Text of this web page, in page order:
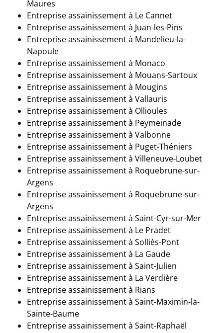
Maures
Entreprise assainissement à Le Cannet
Entreprise assainissement à Juan-les-Pins
Entreprise assainissement à Mandelieu-la-
Napoule
Entreprise assainissement à Monaco
Entreprise assainissement à Mouans-Sartoux
Entreprise assainissement à Mougins
Entreprise assainissement à Vallauris
Entreprise assainissement à Ollioules
Entreprise assainissement à Peymeinade
Entreprise assainissement à Valbonne
Entreprise assainissement à Puget-Théniers
Entreprise assainissement à Villeneuve-Loubet
Entreprise assainissement à Roquebrune-sur-
Argens
Entreprise assainissement à Roquebrune-sur-
Argens
Entreprise assainissement à Saint-Cyr-sur-Mer
Entreprise assainissement à Le Pradet
Entreprise assainissement à Solliès-Pont
Entreprise assainissement à La Gaude
Entreprise assainissement à Saint-Julien
Entreprise assainissement à La Verdière
Entreprise assainissement à Rians
Entreprise assainissement à Saint-Maximin-la-
Sainte-Baume
Entreprise assainissement à Saint-Raphaël